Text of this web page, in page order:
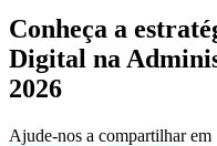
Conheça a
Digital na
2026
Ajude-nos a compartilhar em